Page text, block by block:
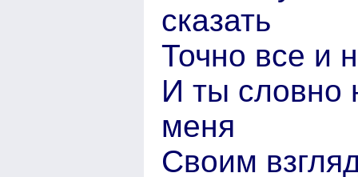
сказать
Точно все и
И ты словно
меня
Своим